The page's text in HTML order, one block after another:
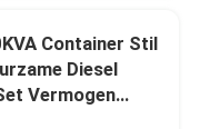
Container Stil
Diesel
Vermogen